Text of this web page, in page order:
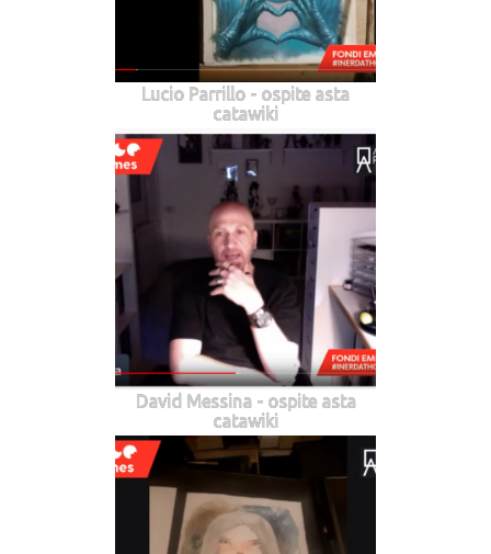
Lucio Parrillo - ospite asta
catawiki
David Messina - ospite asta
catawiki